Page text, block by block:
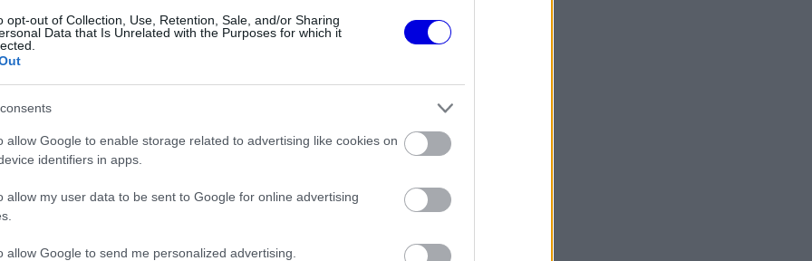
opt-out of Collection, Use, Retention, Sale, and/or Sharing
Data that Is Unrelated with the Purposes for which it
allow Google to enable storage related to advertising like cookies on
identifiers in apps.
allow my user data to be sent to Google for online advertising
allow Google to send me personalized advertising.
árnyak vetülnek
FORMA-1
Rendkívül okos döntést hozott